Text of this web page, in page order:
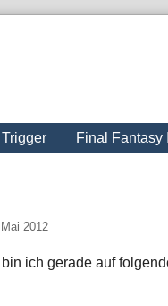
Final Fantasy
2012
ich gerade auf